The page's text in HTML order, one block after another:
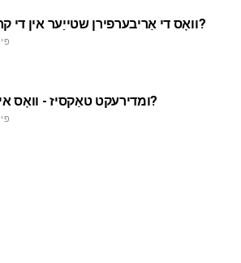
וואָס די אַריבערפירן שטייַער אין די קרימעאַ?
ומדירעקט טאַקסיז - וואָס איז דאָס?